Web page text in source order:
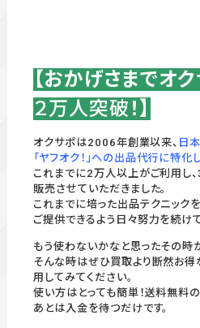
【おかげさまでオ
２万人突破 ！】
オクサポは2006年創業以来、 日
「ヤフオク！」への出品代行に特化
これまでに2万人以上がご利用し
販売させていただきました。
これまでに培った出品テクニック
ご提供できるよう日々努力を続けて
もう使わないかなと思ったその時
そんな時はぜひ買取より断然お得
用してみてください。
使い方はとっても簡単！送料無料
あとは入金を待つだけです。